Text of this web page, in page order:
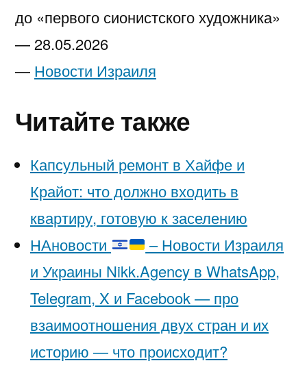
до «первого сионистского художника»
— 28.05.2026
— Новости Израиля
Читайте также
Капсульный ремонт в Хайфе и
Крайот: что должно входить в
квартиру, готовую к заселению
НАновости
– Новости Израиля
и Украины Nikk.Agency в WhatsApp,
Telegram, X и Facebook — про
взаимоотношения двух стран и их
историю — что происходит?